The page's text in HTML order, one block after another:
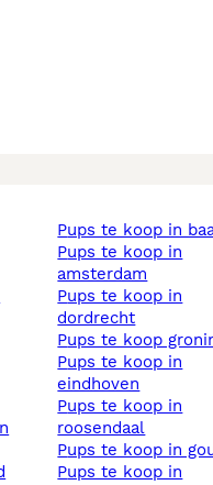
pups te koop in
pups te koop in
amsterdam
pups te koop in
dordrecht
pups te koop
pups te koop in
eindhoven
pups te koop in
roosendaal
pups te koop in
pups te koop in